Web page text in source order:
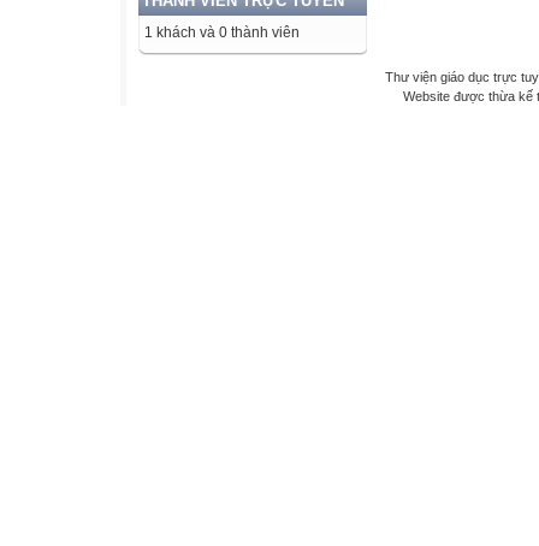
1 khách và 0 thành viên
Thư viện giáo dục trực
Website được thừa kế